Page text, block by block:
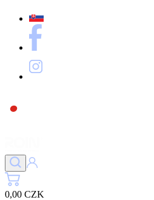
0,00 CZK